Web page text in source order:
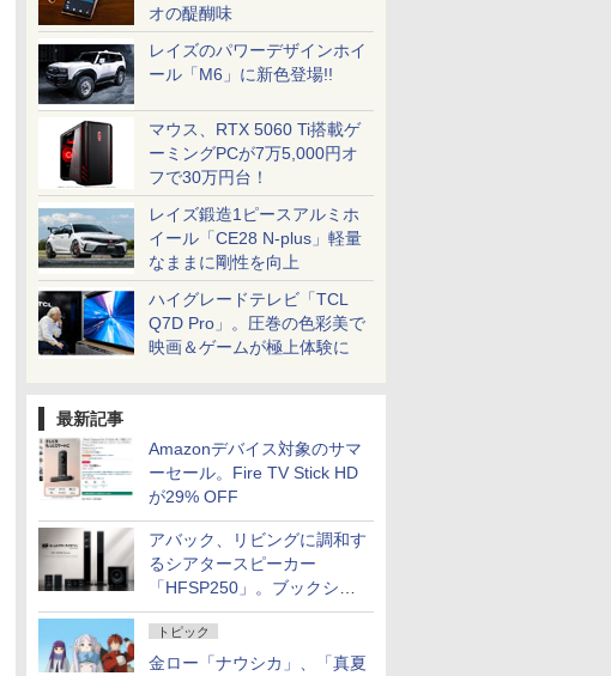
オの醍醐味
レイズのパワーデザインホイ
ール「M6」に新色登場!!
マウス、RTX 5060 Ti搭載ゲ
ーミングPCが7万5,000円オ
フで30万円台！
レイズ鍛造1ピースアルミホ
イール「CE28 N-plus」軽量
なままに剛性を向上
ハイグレードテレビ「TCL
Q7D Pro」。圧巻の色彩美で
映画＆ゲームが極上体験に
最新記事
Amazonデバイス対象のサマ
ーセール。Fire TV Stick HD
が29% OFF
アバック、リビングに調和す
るシアタースピーカー
「HFSP250」。ブックシェ
ルフはペア3万円以下
トピック
金ロー「ナウシカ」、「真夏